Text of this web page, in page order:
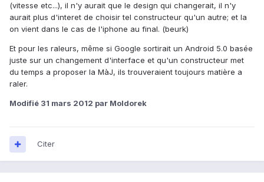
(vitesse etc...), il n'y aurait que le design qui changerait, il n'y
aurait plus d'interet de choisir tel constructeur qu'un autre; et la
on vient dans le cas de l'iphone au final. (beurk)
Et pour les raleurs, même si Google sortirait un Android 5.0 basée
juste sur un changement d'interface et qu'un constructeur met
du temps a proposer la MàJ, ils trouveraient toujours matière a
raler.
Modifié 31 mars 2012 par Moldorek
Citer